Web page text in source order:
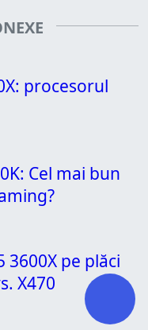
procesorul
Cel mai bun
3600X pe plăci
X470